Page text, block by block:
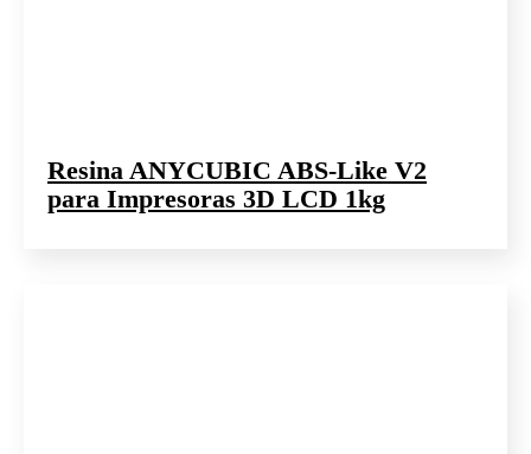
Resina ANYCUBIC ABS-Like V2
para Impresoras 3D LCD 1kg